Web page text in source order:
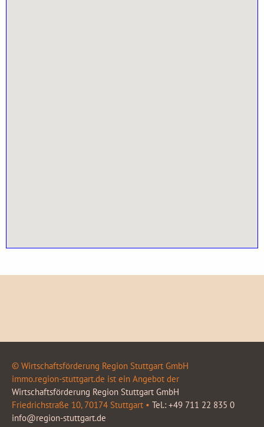
© Wirtschaftsförderung Region Stuttgart GmbH
immo.region-stuttgart.de ist ein Angebot der
Wirtschaftsförderung Region Stuttgart GmbH
Friedrichstraße 10, 70174 Stuttgart • Tel.: +49 711 22 835 0
info@region-stuttgart.de